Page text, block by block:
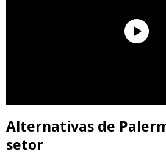
Alternativas de
setor